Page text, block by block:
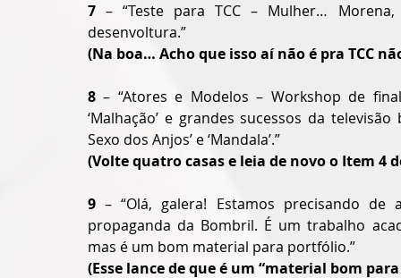
7 – “Teste para TCC – Mulher…
desenvoltura.”
(Na boa… Acho que isso aí não é pra TCC
8 – “Atores e Modelos – Workshop de
‘Malhação’ e grandes sucessos da televisão
Sexo dos Anjos’ e ‘Mandala’.”
(Volte quatro casas e leia de novo o Item 4
9 – “Olá, galera! Estamos precisando
propaganda da Bombril. É um trabalho
mas é um bom material para portfólio.”
(Esse lance de que é um “material bom